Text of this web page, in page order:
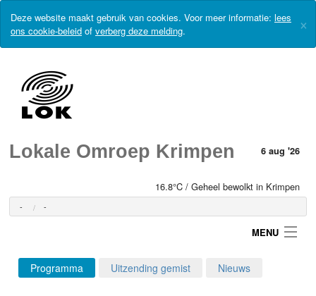
Deze website maakt gebruik van cookies. Voor meer informatie: lees
ons cookie-beleid of verberg deze melding. ×
Lokale Omroep Krimpen 6 aug '26
16.8°C / Geheel bewolkt in Krimpen
- -
MENU
Login
Programma Uitzending gemist Nieuws